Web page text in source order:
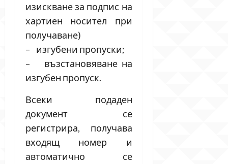
изискване за подпис на
хартиен носител при
получаване)
– изгубени пропуски;
– възстановяване на
изгубен пропуск.
Всеки подаден
документ се
регистрира, получава
входящ номер и
автоматично се